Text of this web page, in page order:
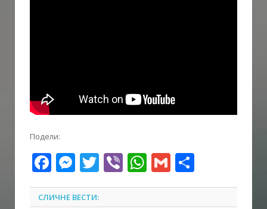
Подели:
Facebook
Messenger
Twitter
ViberWhatsApp
Gmail
СЛИЧНЕ ВЕСТИ: